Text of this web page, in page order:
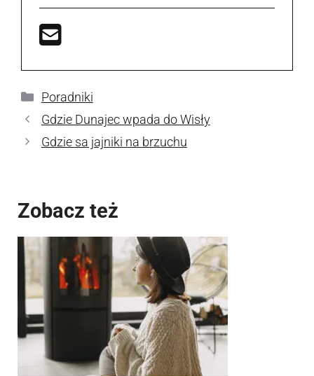
Kategorie
Poradniki
Gdzie Dunajec wpada do Wisły
Gdzie sa jajniki na brzuchu
Zobacz też